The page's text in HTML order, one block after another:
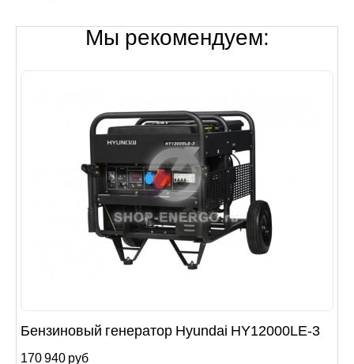
Мы рекомендуем:
Бензиновый генератор Hyundai HY12000LE-3
170 940 руб